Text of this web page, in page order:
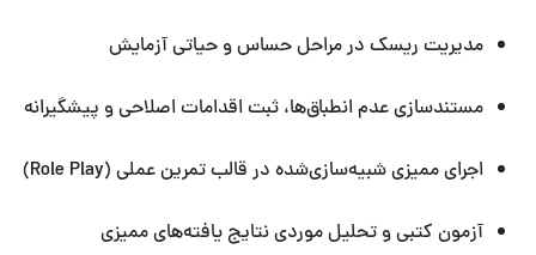
مدیریت ریسک در مراحل حساس و حیاتی آزمایش
مستندسازی عدم انطباق‌ها، ثبت اقدامات اصلاحی و پیشگیرانه
اجرای ممیزی شبیه‌سازی‌شده در قالب تمرین عملی (Role Play)
آزمون کتبی و تحلیل موردی نتایج یافته‌های ممیزی